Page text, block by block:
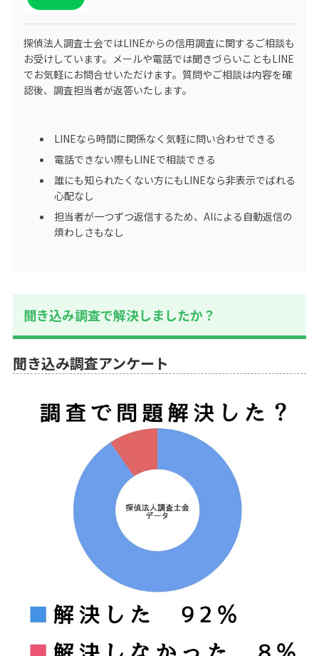
探偵法人調査士会ではLINEからの信用調査に関するご相談も
お受けしています。メールや電話では聞きづらいこともLINE
でお気軽にお問合せいただけます。質問やご相談は内容を確
認後、調査担当者が返答いたします。
LINEなら時間に関係なく気軽に問い合わせできる
電話できない際もLINEで相談できる
誰にも知られたくない方にもLINEなら非表示でばれる
心配なし
担当者が一つずつ返信するため、AIによる自動返信の
煩わしさもなし
聞き込み調査で解決しましたか？
聞き込み調査アンケート